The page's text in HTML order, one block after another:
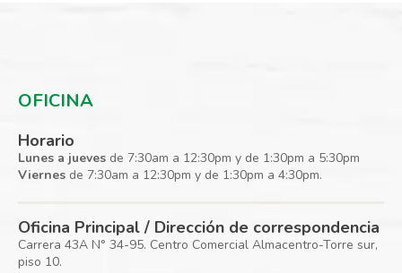
OFICINA
Horario
Lunes a jueves de 7:30am a 12:30pm y de 1:30pm a 5:30pm
Viernes de 7:30am a 12:30pm y de 1:30pm a 4:30pm.
Oficina Principal / Dirección de correspondencia
Carrera 43A N° 34-95. Centro Comercial Almacentro-Torre sur,
piso 10.